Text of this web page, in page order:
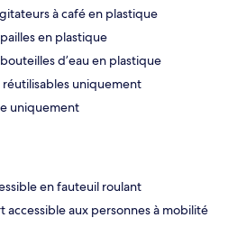
à café en plastique
en plastique
d’eau en plastique
réutilisables uniquement
uniquement
en fauteuil roulant
accessible aux personnes à mobilité